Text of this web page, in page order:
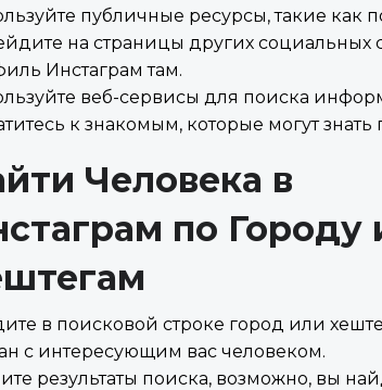
публичные ресурсы, такие как
на страницы других социальных
Инстаграм там.
веб-сервисы для поиска
к знакомым, которые могут
Человека в
по Городу
в поисковой строке город или
с интересующим вас человеком.
результаты поиска, возможно, вы